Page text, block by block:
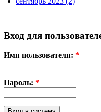
Вход для
Имя пользователя: *
Пароль: *